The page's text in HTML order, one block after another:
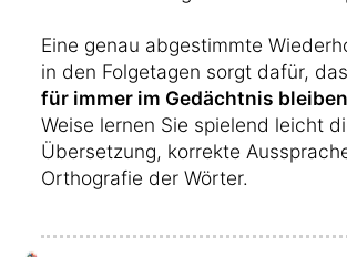
Eine genau abgestimmte
in den Folgetagen sorgt dafür,
für immer im Gedächtnis bleiben
Weise lernen Sie spielend leicht
Übersetzung, korrekte
Orthografie der Wörter.